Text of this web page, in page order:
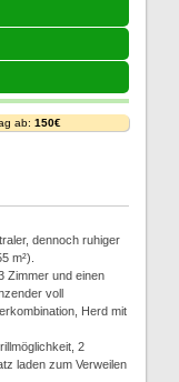
ab: 150€
dennoch ruhiger
m²).
Zimmer und einen
voll
Herd mit
2
laden zum Verweilen